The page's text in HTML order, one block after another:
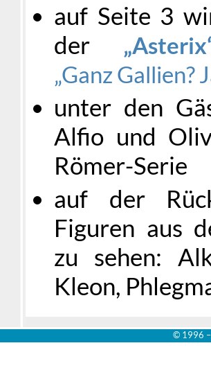
auf Seite 3
der
Asterix
Ganz Gallien?
unter den
Alfio und
Römer-Serie
auf der
Figuren aus
zu sehen:
Kleon,
© 1996